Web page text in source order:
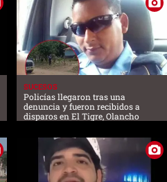
SUCESOS
Policías llegaron tras una
denuncia y fueron recibidos a
disparos en El Tigre, Olancho